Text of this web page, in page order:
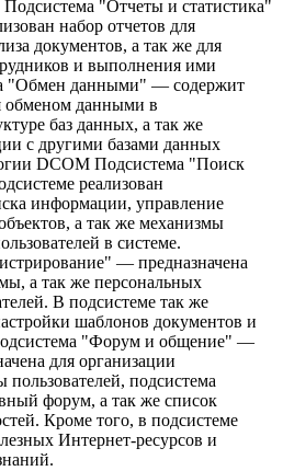
Подсистема "Отчеты и статистика"
набор отчетов для
документов, а так же для
и выполнения ими
"Обмен данными" — содержит
обменом данными в
баз данных, а так же
с другими базами данных
DCOM Подсистема "Поиск
реализован
информации, управление
а так же механизмы
в системе.
— предназначена
а так же персональных
В подсистеме так же
шаблонов документов и
"Форум и общение" —
для организации
пользователей, подсистема
форум, а так же список
Кроме того, в подсистеме
Интернет-ресурсов и